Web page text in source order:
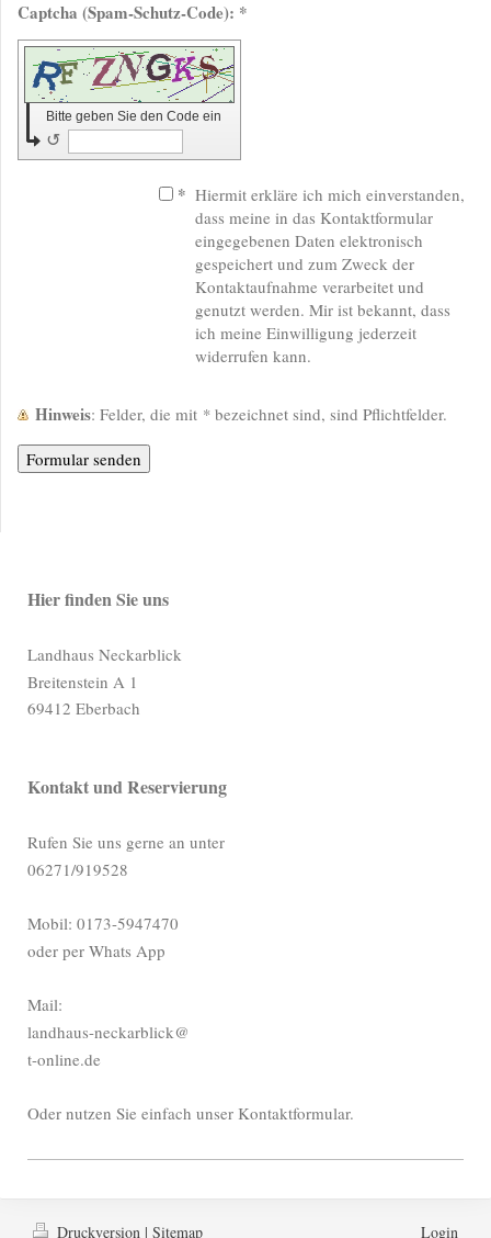
Captcha (Spam-Schutz-Code): *
Bitte geben Sie den Code ein
↺
* Hiermit erkläre ich mich einverstanden,
dass meine in das Kontaktformular
eingegebenen Daten elektronisch
gespeichert und zum Zweck der
Kontaktaufnahme verarbeitet und
genutzt werden. Mir ist bekannt, dass
ich meine Einwilligung jederzeit
widerrufen kann.
Hinweis : Felder, die mit * bezeichnet sind, sind Pflichtfelder.
Hier finden Sie uns
Landhaus Neckarblick
Breitenstein A 1
69412 Eberbach
Kontakt und Reservierung
Rufen Sie uns gerne an unter
06271/919528
Mobil: 0173-5947470
oder per Whats App
Mail:
landhaus-neckarblick@
t-online.de
Oder nutzen Sie einfach unser Kontaktformular.
Druckversion | Sitemap Login